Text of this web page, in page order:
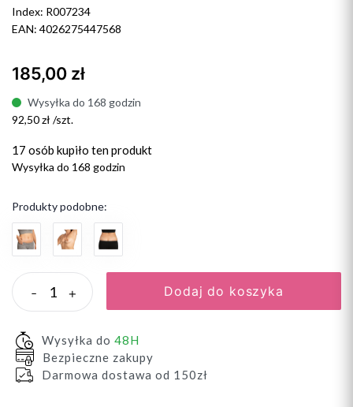
Index: R007234
EAN: 4026275447568
185,00 zł
Wysyłka do 168 godzin
92,50 zł /szt.
17 osób kupiło ten produkt
Wysyłka do 168 godzin
Produkty podobne:
- + Dodaj do koszyka
Wysyłka do 48H
Bezpieczne zakupy
Darmowa dostawa od 150zł